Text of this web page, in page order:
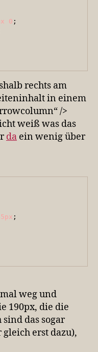
0 ;
rechts am
in einem
/>
weiß was das
da ein wenig über
;
weg und
190px, die die
das sogar
erst dazu),